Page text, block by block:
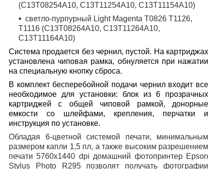
(C13T08254A10, C13T11254A10, C13T11154A10)
светло-пурпурный Light Magenta T0826 T1126,
T1116 (C13T08264A10, C13T11264A10,
C13T11164A10)
Система продается без чернил, пустой. На картриджах
установлена чиповая рамка, обнуляется при нажатии
на специальную кнопку сброса.
В комплект бесперебойной подачи чернил входит все
необходимое для установки: блок из 6 прозрачных
картриджей с общей чиповой рамкой, донорные
емкости со шлейфами, крепления, перчатки и
инструкция по установке.
Обладая 6-цветной системой печати, минимальным
размером капли 1,5 пл, а также высоким разрешением
печати 5760х1440 dpi домашний фотопринтер Epson
Stylus Photo R295 позволят получать фотографии